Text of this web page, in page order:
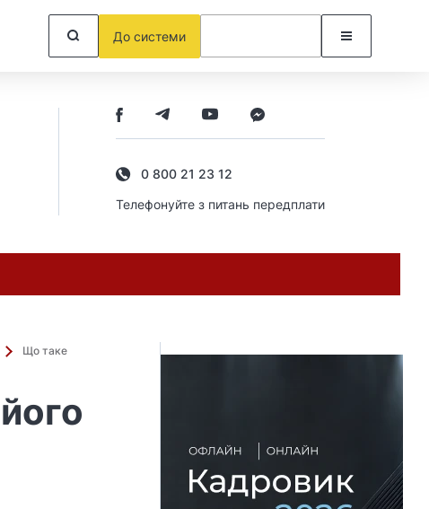
До системи
0 800 21 23 12
Телефонуйте з питань передплати
Що таке